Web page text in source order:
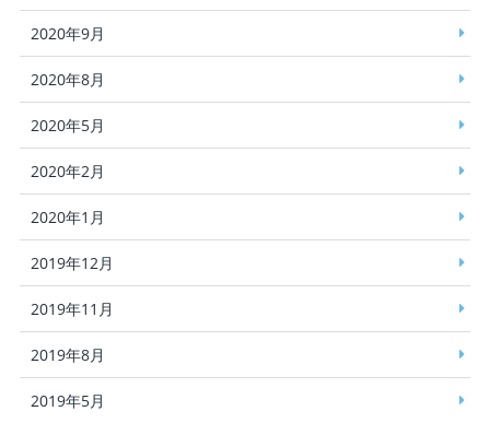
2020年9月
2020年8月
2020年5月
2020年2月
2020年1月
2019年12月
2019年11月
2019年8月
2019年5月